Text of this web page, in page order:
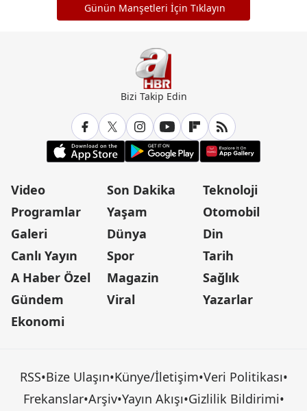
Günün Manşetleri İçin Tıklayın
Bizi Takip Edin
Video
Programlar
Galeri
Canlı Yayın
A Haber Özel
Gündem
Ekonomi
Son Dakika
Yaşam
Dünya
Spor
Magazin
Viral
Teknoloji
Otomobil
Din
Tarih
Sağlık
Yazarlar
RSS•Bize Ulaşın•Künye/İletişim•Veri Politikası•
Frekanslar•Arşiv•Yayın Akışı•Gizlilik Bildirimi•